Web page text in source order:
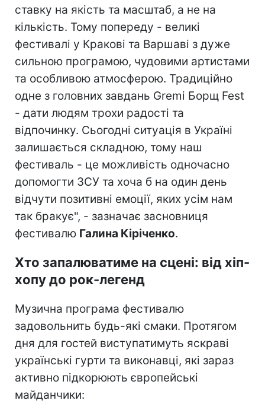
ставку на якість та масштаб, а не на
кількість. Тому попереду - великі
фестивалі у Кракові та Варшаві з дуже
сильною програмою, чудовими артистами
та особливою атмосферою. Традиційно
одне з головних завдань Gremi Борщ Fest
- дати людям трохи радості та
відпочинку. Сьогодні ситуація в Україні
залишається складною, тому наш
фестиваль - це можливість одночасно
допомогти ЗСУ та хоча б на один день
відчути позитивні емоції, яких усім нам
так бракує", - зазначає засновниця
фестивалю Галина Кіріченко.
Хто запалюватиме на сцені: від хіп-
хопу до рок-легенд
Музична програма фестивалю
задовольнить будь-які смаки. Протягом
дня для гостей виступатимуть яскраві
українські гурти та виконавці, які зараз
активно підкорюють європейські
майданчики: